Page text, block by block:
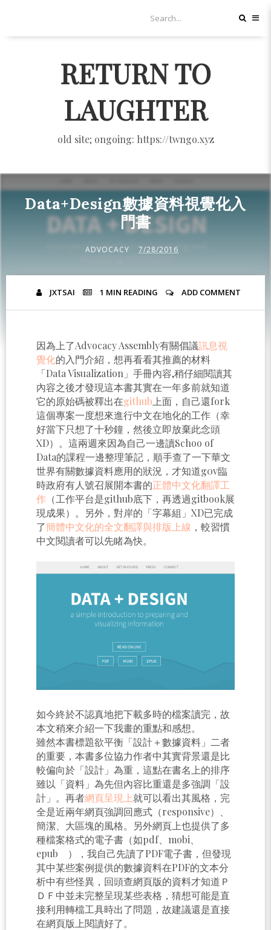
RETURN TO
LAUGHTER
old site; ongoing: https://twngo.xyz
Data+Design數據資料視覺化入
門書
ADVOCACY 7/28/2016
JXTSAI 1 MIN READING ADD COMMENT
因為上了Advocacy Assembly有關倡議訊息視
覺化的入門介紹，想再看看其推薦的材料
「Data Visualization」手冊內容,稍仔細閱讀其
內容之後才發現這本書其實在一年多前就知道
它的原始碼被釋出在github 上面，自己還fork
這個專案一度想來進行中文在地化的工作（幸
好當下只想了十秒鐘，然後立即放棄此念頭
XD）。這兩週來因為自己一邊讀Schoo of
Data的課程一邊整理筆記，順手查了一下華文
世界有關數據資料應用的狀況，才知道g0v臨
時政府有人號召展開本書的正體中文化翻譯工
作 （工作平台是github底下，再透過gitbook展
現成果）。另外，對岸的「字幕組」XD已完成
了簡體中文化的全文翻譯與排版上線 ，較習慣
中文閱讀者可以先睹為快。
如今終於不認真地把下載多時的檔案讀完，故
本文稍來介紹一下我畫的重點和感想。
雖然本書標題欲平衡「設計＋數據資料」二者
的重要，本書多位協力作者中其實背景還是比
較偏向於「設計」為重，這點在書名上的排序
雖以「資料」為先但內容比重還是多強調「設
計」。再者網頁呈現上就可以看出其風格，完
全是近兩年網頁強調回應式（responsive）、
簡潔、大區塊的風格。另外網頁上也提供了多
種檔案格式的電子書（如pdf、mobi、
epub ），我自己先讀了PDF電子書，但發現
其中某些案例提供的數據資料在PDF的文本分
析中有些怪異，回頭查網頁版的資料才知道Ｐ
ＤＦ中並未完整呈現某些表格，猜想可能是直
接利用轉檔工具時出了問題，故建議還是直接
在網頁版上閱讀好了。